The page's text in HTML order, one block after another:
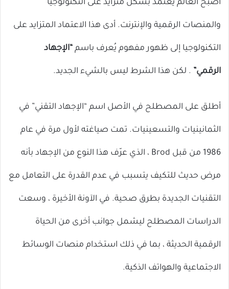
أصبح العالم يعتمد بشكل متزايد على التكنولوجيا
والمنصات الرقمية والإنترنت. أدى هذا الاعتماد المتزايد على
التكنولوجيا إلى ظهور مفهوم يُعرف باسم “الإجهاد
الرقمي” . لكن هذا الشرط ليس بالشيء الجديد.
أطلق على المصطلح في الأصل اسم “الإجهاد التقني” في
الثمانينيات والتسعينيات. تمت صياغته لأول مرة في عام
1986 من قبل Brod ، الذي عرّف هذا النوع من الإجهاد بأنه
مرض حديث للتكيف يتسبب في عدم القدرة على التعامل مع
التقنيات الجديدة بطرق صحية. في الآونة الأخيرة ، وسعت
الدراسات المصطلح ليشمل جوانب أخرى من الحياة
الرقمية الحديثة ، بما في ذلك استخدام منصات الوسائط
الاجتماعية والهواتف الذكية.